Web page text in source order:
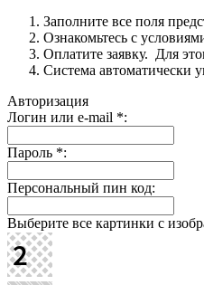
Заполните все поля
Ознакомьтесь с
Оплатите заявку. Для
Система автоматически
Авторизация
Логин или e-mail *:
Пароль *:
Персональный пин код:
Выберите все картинки с